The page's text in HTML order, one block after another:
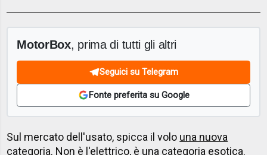
MotorBox, prima di tutti gli altri
Seguici su Telegram
Fonte preferita su Google
Sul mercato dell'usato, spicca il volo una nuova
categoria. Non è l'elettrico, è una categoria esotica.